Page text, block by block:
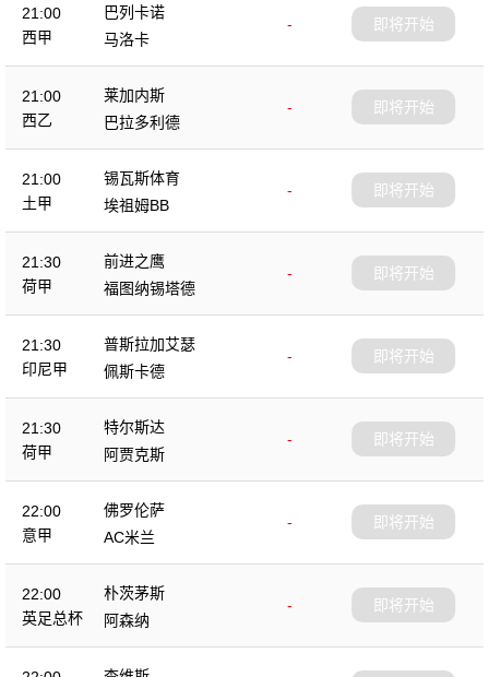
21:00
西甲
巴列卡诺
-
马洛卡
即将开始
21:00
西乙
莱加内斯
-
巴拉多利德
即将开始
21:00
土甲
锡瓦斯体育
-
埃祖姆BB
即将开始
21:30
荷甲
前进之鹰
-
福图纳锡塔德
即将开始
21:30
印尼甲
普斯拉加艾瑟
-
佩斯卡德
即将开始
21:30
荷甲
特尔斯达
-
阿贾克斯
即将开始
22:00
意甲
佛罗伦萨
-
AC米兰
即将开始
22:00
英足总杯
朴茨茅斯
-
阿森纳
即将开始